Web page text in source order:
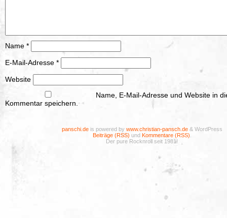
Name *
E-Mail-Adresse *
Website
Name, E-Mail-Adresse und Website in
Kommentar speichern.
panschi.deis powered by www.christian-pansch.de& WordPress
Beiträge (RSS) und Kommentare (RSS)
Der pure Rocknroll seit 1981!